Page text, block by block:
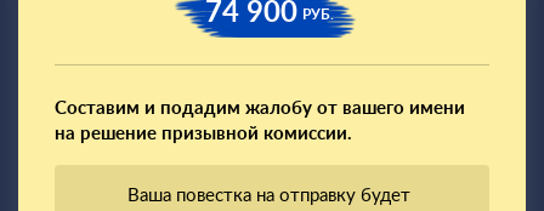
74 900 РУБ.
Составим и подадим жалобу от вашего имени
на решение призывной комиссии.
Ваша повестка на отправку будет